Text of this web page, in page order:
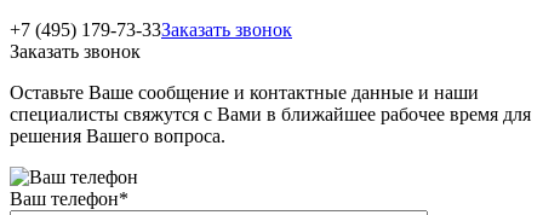
+7 (495) 179-73-33Заказать звонок
Заказать звонок
Оставьте Ваше сообщение и контактные данные и наши
специалисты свяжутся с Вами в ближайшее рабочее время для
решения Вашего вопроса.
Ваш телефон*